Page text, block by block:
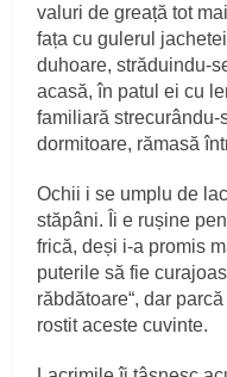
valuri de greață tot
fața cu gulerul
duhoare,
acasă, în patul ei cu
familiară
dormitoare, rămasă
Ochii i se umplu de
stăpâni. Îi e rușine
frică, deși i‑a promis
puterile să fie
răbdătoare“, dar
rostit aceste cuvinte.